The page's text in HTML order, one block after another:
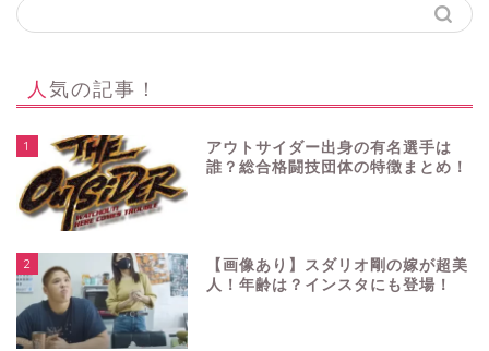
人気の記事！
1
アウトサイダー出身の有名選手は
誰？総合格闘技団体の特徴まとめ！
2
【画像あり】スダリオ剛の嫁が超美
人！年齢は？インスタにも登場！